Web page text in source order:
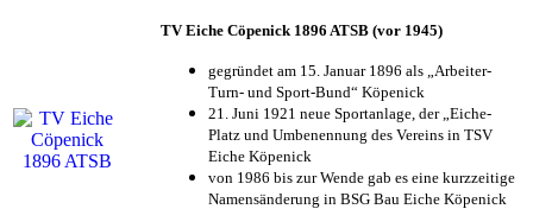
TV Eiche Cöpenick 1896 ATSB (vor 1945)
gegründet am 15. Januar 1896 als „Arbeiter-
Turn- und Sport-Bund“ Köpenick
21. Juni 1921 neue Sportanlage, der „Eiche-
Platz und Umbenennung des Vereins in TSV
Eiche Köpenick
von 1986 bis zur Wende gab es eine kurzzeitige
Namensänderung in BSG Bau Eiche Köpenick